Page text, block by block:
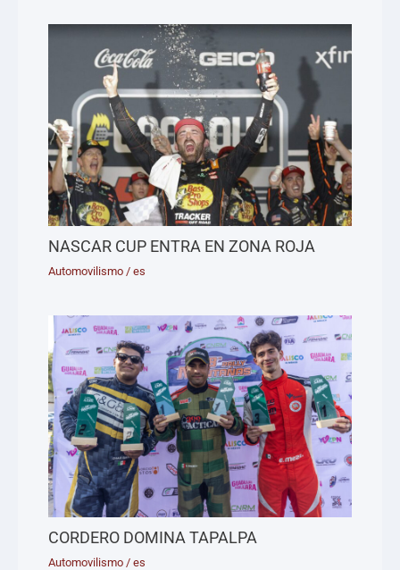
NASCAR CUP ENTRA EN ZONA ROJA
Automovilismo /es
CORDERO DOMINA TAPALPA
Automovilismo /es